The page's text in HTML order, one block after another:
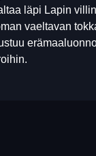
läpi Lapin
vaeltavan